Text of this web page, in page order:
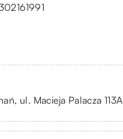
ul. Macieja Palacza 113A